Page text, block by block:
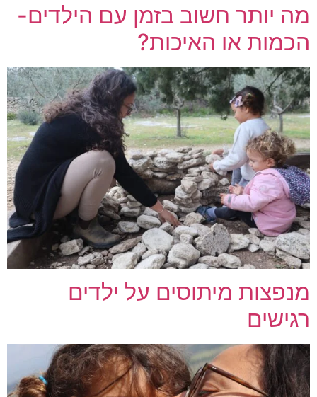
מה יותר חשוב בזמן עם הילדים-
הכמות או האיכות?
מנפצות מיתוסים על ילדים
רגישים